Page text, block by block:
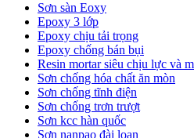
Sơn sàn Eoxy
Epoxy 3 lớp
Epoxy chịu tải trọng
Epoxy chống bán bụi
Resin mortar siêu chịu lực và
Sơn chống hóa chất ăn mòn
Sơn chống tĩnh điện
Sơn chống trơn trượt
Sơn kcc hàn quốc
Sơn nanpao đài loan